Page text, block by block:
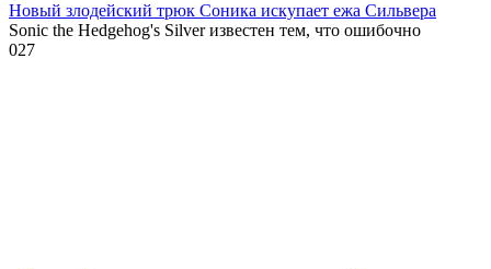
Новый злодейский трюк Соника искупает ежа Сильвера
Sonic the Hedgehog's Silver известен тем, что ошибочно
027